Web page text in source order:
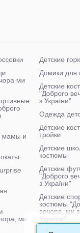
ми
мамы и
ми
Детские
Домики для
Детские
"Доброго
з України"
Одежда
Детские
тройки
Детские
костюмы
Детские
"Доброго
з України"
Детские
костюмы
вечора, ми з
України"